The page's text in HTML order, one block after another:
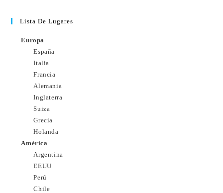
Lista De Lugares
Europa
España
Italia
Francia
Alemania
Inglaterra
Suiza
Grecia
Holanda
América
Argentina
EEUU
Perú
Chile